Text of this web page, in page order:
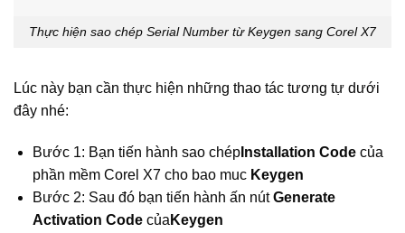
Thực hiện sao chép Serial Number từ Keygen sang Corel X7
Lúc này bạn cần thực hiện những thao tác tương tự dưới
đây nhé:
Bước 1: Bạn tiến hành sao chépInstallation Codecủa
phần mềm Corel X7 cho bao mucKeygen
Bước 2: Sau đó bạn tiến hành ấn nútGenerate
Activation Code của Keygen